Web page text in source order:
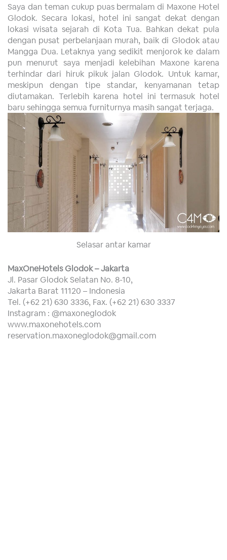
Saya dan teman cukup puas bermalam di Maxone Hotel
Glodok. Secara lokasi, hotel ini sangat dekat dengan
lokasi wisata sejarah di Kota Tua. Bahkan dekat pula
dengan pusat perbelanjaan murah, baik di Glodok atau
Mangga Dua. Letaknya yang sedikit menjorok ke dalam
pun menurut saya menjadi kelebihan Maxone karena
terhindar dari hiruk pikuk jalan Glodok. Untuk kamar,
meskipun dengan tipe standar, kenyamanan tetap
diutamakan. Terlebih karena hotel ini termasuk hotel
baru sehingga semua furniturnya masih sangat terjaga.
Selasar antar kamar
MaxOneHotels Glodok – Jakarta
Jl. Pasar Glodok Selatan No. 8-10,
Jakarta Barat 11120 – Indonesia
Tel. (+62 21) 630 3336, Fax. (+62 21) 630 3337
Instagram : @maxoneglodok
www.maxonehotels.com
reservation.maxoneglodok@gmail.com